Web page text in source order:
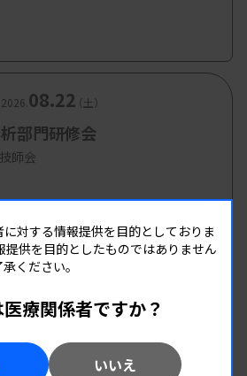
2026. 08.22（土）
部門研修会
師会
対する情報提供を目的としておりま
提供を目的としたものではありません
ください。
療関係者ですか？
いいえ